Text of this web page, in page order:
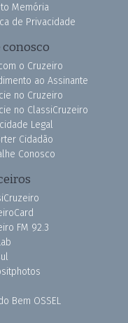
Memória
de Privacidade
conosco
o Cruzeiro
ao Assinante
no Cruzeiro
no ClassiCruzeiro
Legal
Cidadão
Conosco
FM 92.3
Bem OSSEL